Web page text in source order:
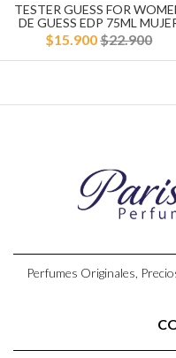
TESTER GUESS FOR
DE GUESS EDP 75ML
$15.900$22.900
Perfumes Originales,